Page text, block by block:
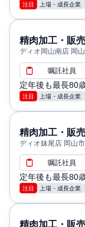
注目 上場・成長企業
精肉加工・販売
ディオ岡山南店 岡
嘱託社員
定年後も最長80
注目 上場・成長企業
精肉加工・販売
ディオ妹尾店 岡山市
嘱託社員
定年後も最長80
注目 上場・成長企業
精肉加工・販売